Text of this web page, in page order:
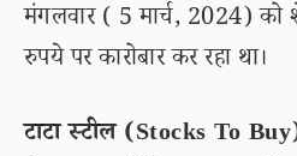
मंगलवार ( 5 मार्च, 2024)
रुपये पर कारोबार कर रहा था।
टाटा स्टील (Stocks To